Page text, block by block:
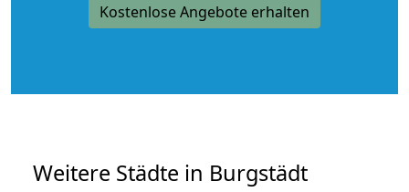
Kostenlose Angebote erhalten
Weitere Städte in Burgstädt